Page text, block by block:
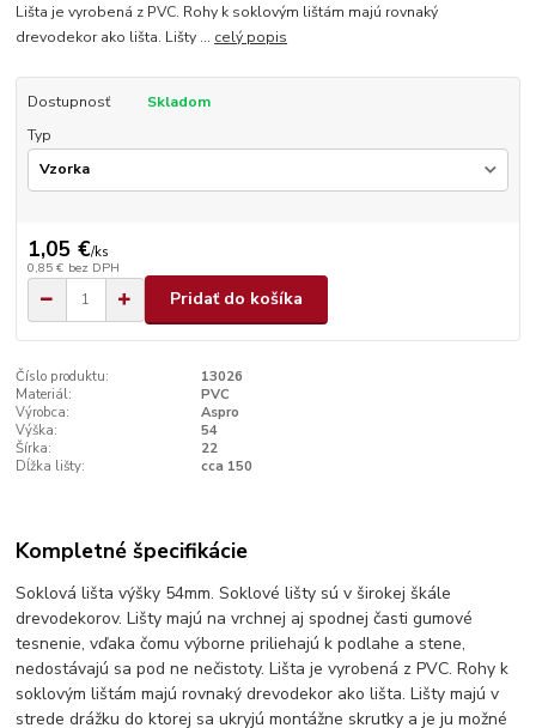
Lišta je vyrobená z PVC. Rohy k soklovým lištám majú rovnaký
drevodekor ako lišta. Lišty ... celý popis
Dostupnosť
Skladom
Typ
1,05 €/ks
0,85 € bez DPH
Pridať do košíka
Číslo produktu:
13026
Materiál:
PVC
Výrobca:
Aspro
Výška:
54
Šírka:
22
Dĺžka lišty:
cca 150
Kompletné špecifikácie
Soklová lišta výšky 54mm. Soklové lišty sú v širokej škále
drevodekorov. Lišty majú na vrchnej aj spodnej časti gumové
tesnenie, vďaka čomu výborne priliehajú k podlahe a stene,
nedostávajú sa pod ne nečistoty. Lišta je vyrobená z PVC. Rohy k
soklovým lištám majú rovnaký drevodekor ako lišta. Lišty majú v
strede drážku do ktorej sa ukryjú montážne skrutky a je ju možné